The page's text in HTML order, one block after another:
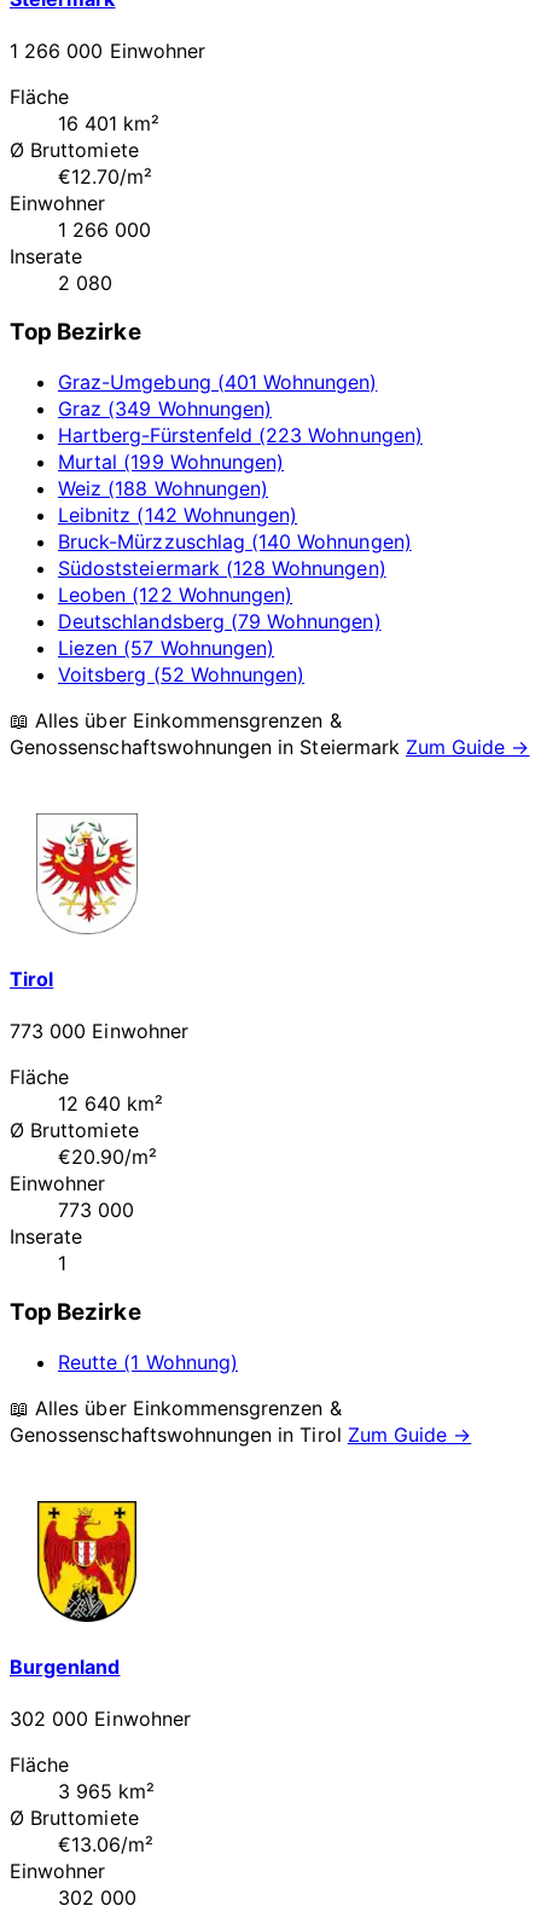
1 266 000 Einwohner
Fläche
16 401 km²
Ø Bruttomiete
€12.70/m²
Einwohner
1 266 000
Inserate
2 080
Top Bezirke
Graz-Umgebung (401 Wohnungen)
Graz (349 Wohnungen)
Hartberg-Fürstenfeld (223 Wohnungen)
Murtal (199 Wohnungen)
Weiz (188 Wohnungen)
Leibnitz (142 Wohnungen)
Bruck-Mürzzuschlag (140 Wohnungen)
Südoststeiermark (128 Wohnungen)
Leoben (122 Wohnungen)
Deutschlandsberg (79 Wohnungen)
Liezen (57 Wohnungen)
Voitsberg (52 Wohnungen)
📖 Alles über Einkommensgrenzen &
Genossenschaftswohnungen in Steiermark Zum Guide →
Tirol
773 000 Einwohner
Fläche
12 640 km²
Ø Bruttomiete
€20.90/m²
Einwohner
773 000
Inserate
1
Top Bezirke
Reutte (1 Wohnung)
📖 Alles über Einkommensgrenzen &
Genossenschaftswohnungen inTirol Zum Guide →
Burgenland
302 000 Einwohner
Fläche
3 965 km²
Ø Bruttomiete
€13.06/m²
Einwohner
302 000